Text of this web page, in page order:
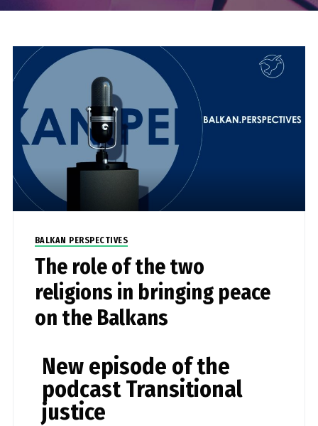
BALKAN PERSPECTIVES
The role of the two
religions in bringing peace
on the Balkans
New episode of the
podcast Transitional
justice